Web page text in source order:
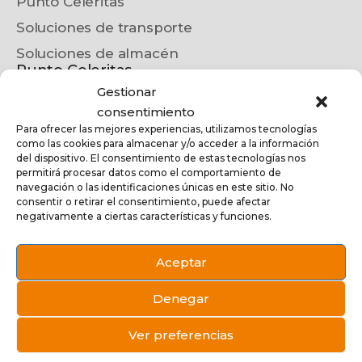
Gestionar
consentimiento
Para ofrecer las mejores experiencias, utilizamos tecnologías
como las cookies para almacenar y/o acceder a la información
del dispositivo. El consentimiento de estas tecnologías nos
permitirá procesar datos como el comportamiento de
navegación o las identificaciones únicas en este sitio. No
consentir o retirar el consentimiento, puede afectar
negativamente a ciertas características y funciones.
Aceptar
Denegar
Ver preferencias
Soluciones de transporte
Soluciones de almacén
Punto Celeritas
Convierte tu establecimiento en
Punto Celeritas
Localiza tu Punto Celeritas más
cercano
Contacto
Contrata nuestros servicios
Aviso legal Política de privacidad Política de cookies |
Política de Calidad y Medioambiente